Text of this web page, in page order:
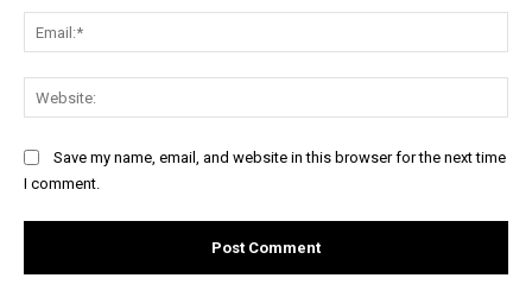
Save my name, email, and website in this browser for the next time
I comment.